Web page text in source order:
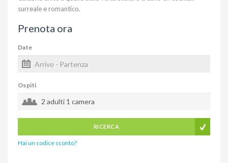
surreale e romantico.
Prenota ora
Date
Ospiti
2 adulti 1 camera
RICERCA
Hai un codice sconto?